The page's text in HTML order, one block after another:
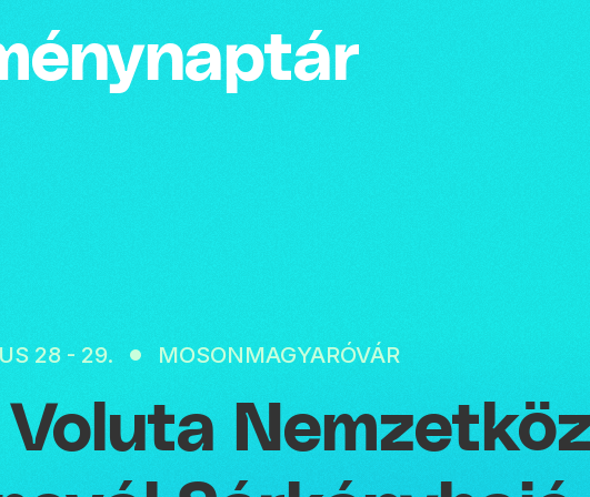
28 - 29. MOSONMAGYARÓVÁR
Voluta